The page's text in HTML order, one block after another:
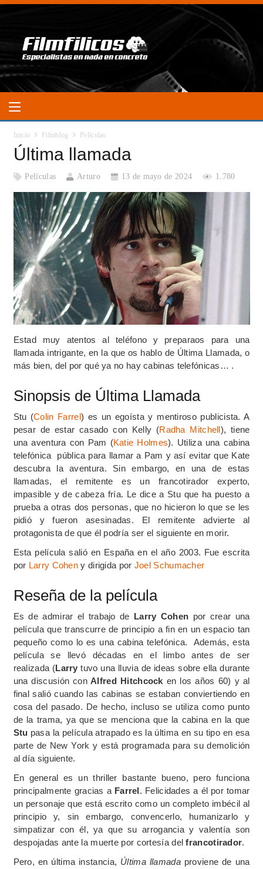
Inicio Filmblog Películas
Última llamada
Películas Arturo 13 de mayo de 2024 1.780
Estad muy atentos al teléfono y preparaos para una
llamada intrigante, en la que os hablo de Última Llamada, o
más bien, del por qué ya no hay cabinas telefónicas… .
Sinopsis de Última Llamada
Stu (Colin Farrel) es un egoísta y mentiroso publicista. A
pesar de estar casado con Kelly (Radha Mitchell), tiene
una aventura con Pam (Katie Holmes). Utiliza una cabina
telefónica pública para llamar a Pam y así evitar que Kate
descubra la aventura. Sin embargo, en una de estas
llamadas, el remitente es un francotirador experto,
impasible y de cabeza fría. Le dice a Stu que ha puesto a
prueba a otras dos personas, que no hicieron lo que se les
pidió y fueron asesinadas. El remitente advierte al
protagonista de que él podría ser el siguiente en morir.
Esta película salió en España en el año 2003. Fue escrita
por Larry Cohen y dirigida por Joel Schumacher
Reseña de la película
Es de admirar el trabajo de Larry Cohen por crear una
película que transcurre de principio a fin en un espacio tan
pequeño como lo es una cabina telefónica. Además, esta
película se llevó décadas en el limbo antes de ser
realizada (Larry tuvo una lluvia de ideas sobre ella durante
una discusión con Alfred Hitchcock en los años 60) y al
final salió cuando las cabinas se estaban conviertiendo en
cosa del pasado. De hecho, incluso se utiliza como punto
de la trama, ya que se menciona que la cabina en la que
Stu pasa la película atrapado es la última en su tipo en esa
parte de New York y está programada para su demolición
al día siguiente.
En general es un thriller bastante bueno, pero funciona
principalmente gracias a Farrel. Felicidades a él por tomar
un personaje que está escrito como un completo imbécil al
principio y, sin embargo, convencerlo, humanizarlo y
simpatizar con él, ya que su arrogancia y valentía son
despojadas ante la muerte por cortesía delfrancotirador.
Pero, en última instancia, Última llamada proviene de una